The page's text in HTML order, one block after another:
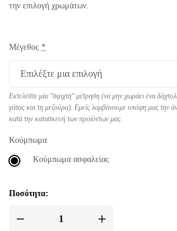
την επιλογή χρωμάτων.
Μέγεθος *
Εκτελέστε μία "σφιχτή" μέτρηση (να μην χωράει ένα
γάτας και τη μεζούρα). Εμείς λαμβάνουμε υπόψη μας την
κατά την κατασκευή των προϊόντων μας.
Κούμπωμα
Κούμπωμα ασφαλείας
Ποσότητα: